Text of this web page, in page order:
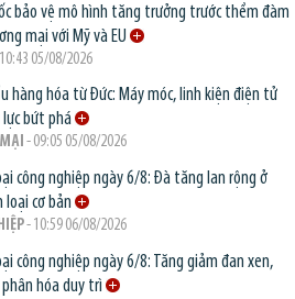
bảo vệ mô hình tăng trưởng trước thềm đàm
mại với Mỹ và EU
05/08/2026
hàng hóa từ Đức: Máy móc, linh kiện điện tử
bứt phá
- 09:05 05/08/2026
công nghiệp ngày 6/8: Đà tăng lan rộng ở
cơ bản
- 10:59 06/08/2026
công nghiệp ngày 6/8: Tăng giảm đan xen,
hóa duy trì